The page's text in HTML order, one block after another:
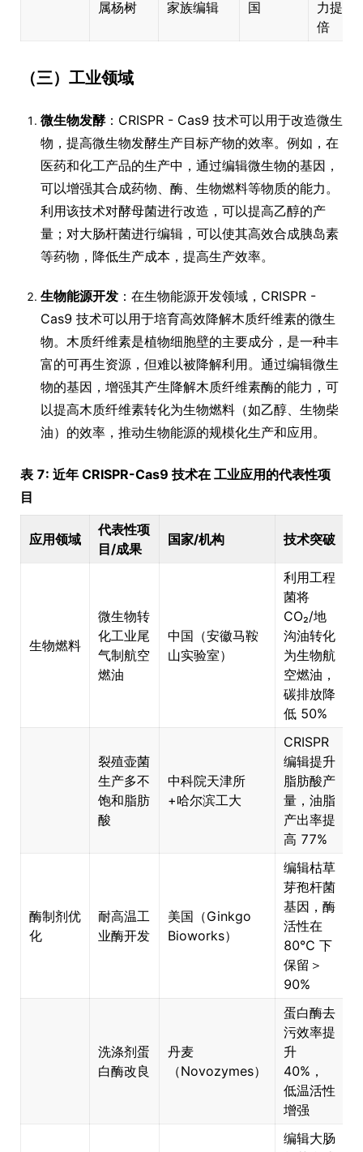
属杨树 家族编辑 国
力提升
倍
（三）工业领域
微生物发酵：CRISPR - Cas9 技术可以用于改造微生
物，提高微生物发酵生产目标产物的效率。例如，在
医药和化工产品的生产中，通过编辑微生物的基因，
可以增强其合成药物、酶、生物燃料等物质的能力。
利用该技术对酵母菌进行改造，可以提高乙醇的产
量；对大肠杆菌进行编辑，可以使其高效合成胰岛素
等药物，降低生产成本，提高生产效率。
生物能源开发 ：在生物能源开发领域，CRISPR -
Cas9 技术可以用于培育高效降解木质纤维素的微生
物。木质纤维素是植物细胞壁的主要成分，是一种丰
富的可再生资源，但难以被降解利用。通过编辑微生
物的基因，增强其产生降解木质纤维素酶的能力，可
以提高木质纤维素转化为生物燃料（如乙醇、生物柴
油）的效率，推动生物能源的规模化生产和应用。
表 7: 近年 CRISPR-Cas9 技术在 工业应用的代表性项
目
应用领域
代表性项
目/成果
国家/机构 技术突破
生物燃料
微生物转
化工业尾
气制航空
燃油
中国（安徽马鞍
山实验室）
利用工程
菌将
CO₂/地
沟油转化
为生物航
空燃油，
碳排放降
低 50%
裂殖壶菌
生产多不
饱和脂肪
酸
中科院天津所
+哈尔滨工大
CRISPR
编辑提升
脂肪酸产
量，油脂
产出率提
高 77%
酶制剂优
化
耐高温工
业酶开发
美国（Ginkgo
Bioworks）
编辑枯草
芽孢杆菌
基因，酶
活性在
80℃ 下
保留＞
90%
洗涤剂蛋
白酶改良
丹麦
（Novozymes）
蛋白酶去
污效率提
升
40%，
低温活性
增强
编辑大肠